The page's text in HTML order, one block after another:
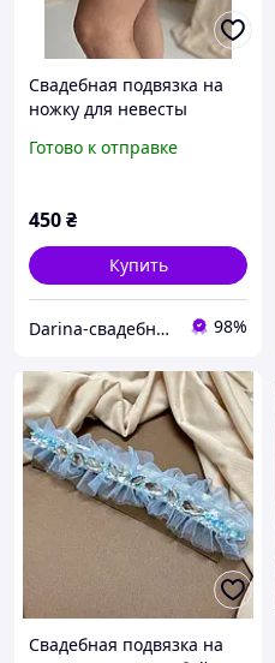
Свадебная подвязка на
ножку для невесты
Готово к отправке
450₴
Купить
Darina-свадебные аксессуары для невесты 98%
Свадебная подвязка на